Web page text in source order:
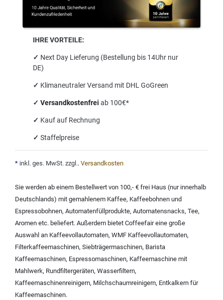
IHRE VORTEILE:
✓ Next Day Lieferung (Bestellung bis 14Uhr nur
DE)
✓ Klimaneutraler Versand mit DHL GoGreen
✓ Versandkostenfrei ab 100€*
✓ Kauf auf Rechnung
✓ Staffelpreise
* inkl. ges. MwSt. zzgl.. Versandkosten
Sie werden ab einem Bestellwert von 100,- € frei Haus (nur innerhalb
Deutschlands) mit gemahlenem Kaffee, Kaffeebohnen und
Espressobohnen, Automatenfüllprodukte, Automatensnacks, Tee,
Aromen etc. beliefert. Außerdem bietet Coffeefair eine große
Auswahl an Kaffeevollautomaten, WMF Kaffeevollautomaten,
Filterkaffeemaschinen, Siebträgermaschinen, Barista
Kaffeemaschinen, Espressomaschinen, Kaffeemaschine mit
Mahlwerk, Rundfiltergeräten, Wasserfiltern,
Kaffeemaschinenreinigern, Milchschaumreinigern, Entkalkern für
Kaffeemaschinen.